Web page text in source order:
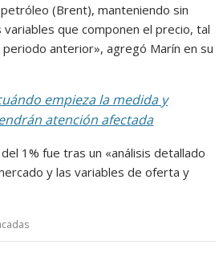
(Brent), manteniendo sin
que componen el precio, tal
periodo anterior», agregó Marín en su
empieza la medida y
atención afectada
1% fue tras un «análisis detallado
y las variables de oferta y